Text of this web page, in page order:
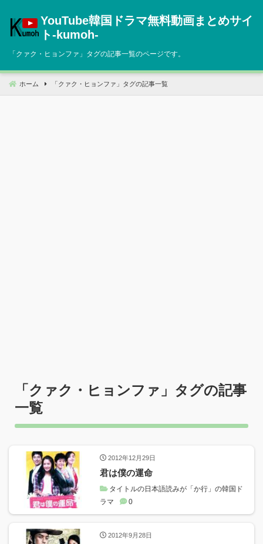
へ
動
YouTube韓国ドラマ無料動画まとめサイ
ト‐kumoh‐
「クァク・ヒョンファ 」タグの記事一覧のページです。
ホーム 「 クァク・ヒョンファ 」タグの記事一覧
「クァク・ヒョンファ 」タグの記事
一覧
2012年12月29日
君は僕の運命
タイトルの日本語読みが「か行」の韓国ド
ラマ
0
2012年9月28日